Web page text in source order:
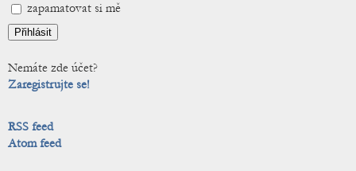
zapamatovat si mě
Nemáte zde účet?
Zaregistrujte se!
RSS feed
Atom feed